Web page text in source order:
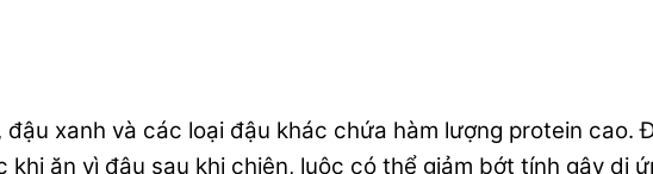
xanh và các loại đậu khác chứa hàm lượng protein
khi ăn vì đậu sau khi chiên, luộc có thể giảm bớt tính gây dị